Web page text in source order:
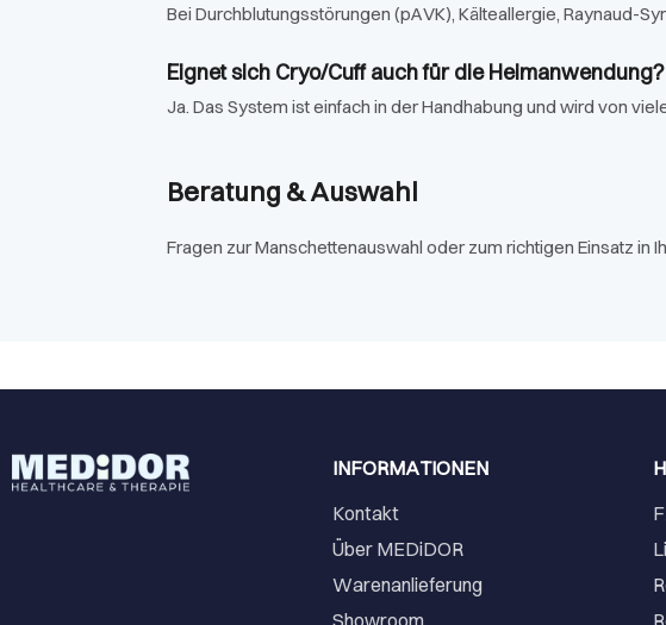
Bei Durchblutungsstörungen (pAVK), Kälteallergie, Raynaud-
Eignet sich Cryo/Cuff auch für die Heimanwendung?
Ja. Das System ist einfach in der Handhabung und wird von
Beratung & Auswahl
Fragen zur Manschettenauswahl oder zum richtigen Einsatz in
INFORMATIONEN
Kontakt
Über MEDiDOR
Warenanlieferung
Showroom